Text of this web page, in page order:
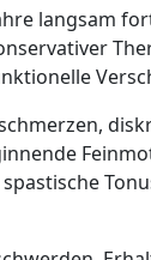
langsam